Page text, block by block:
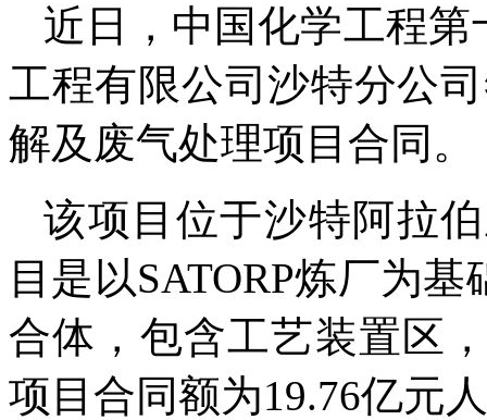
近日，中国化学工程
工程有限公司沙特分公
解及废气处理项目合同。
该项目位于沙特阿拉
目是以SATORP炼厂为
合体，包含工艺装置区
项目合同额为19.76亿元